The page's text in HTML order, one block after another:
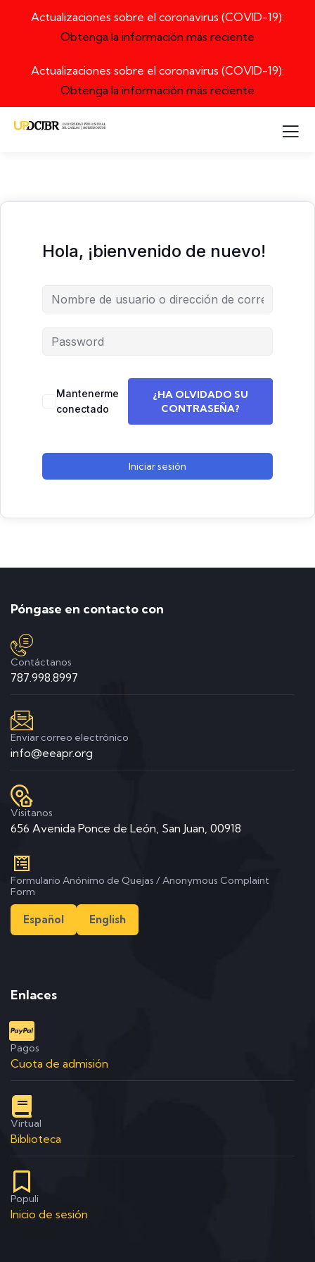
Actualizaciones sobre el coronavirus (COVID-19):
Obtenga la información más reciente
Actualizaciones sobre el coronavirus (COVID-19):
Obtenga la información más reciente
Hola, ¡bienvenido de nuevo!
Mantenerme
conectado
¿HA OLVIDADO SU
CONTRASEÑA?
Iniciar sesión
Póngase en contacto con
Contáctanos
787.998.8997
Enviar correo electrónico
info@eeapr.org
Visitanos
656 Avenida Ponce de León, San Juan, 00918
Formulario Anónimo de Quejas / Anonymous Complaint
Form
Español English
Enlaces
Pagos
Cuota de admisión
Virtual
Biblioteca
Populi
Inicio de sesión